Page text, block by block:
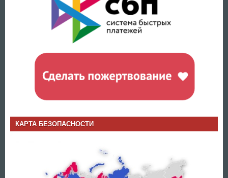
КАРТА БЕЗОПАСНОСТИ